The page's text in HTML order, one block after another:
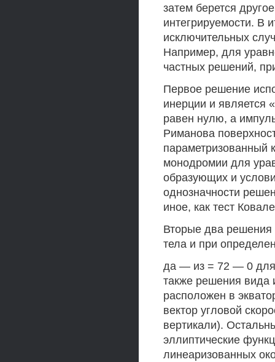
затем берется
интегрируемости. В
исключительных
Например, для
частных решений,
Первое решение
инерции и является
равен нулю, а
Риманова
параметризованный
монодромии для
образующих и
однозначности
иное, как тест
Вторые два решения
тела и при
да — из = 72 — 0 для
также решения вида
расположен в
вектор угловой
вертикали).
эллиптические
линеаризованных